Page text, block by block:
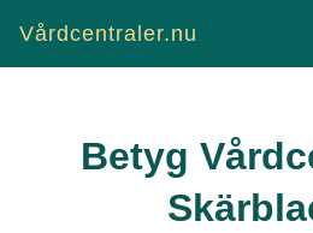
Vårdcentraler.nu
Betyg